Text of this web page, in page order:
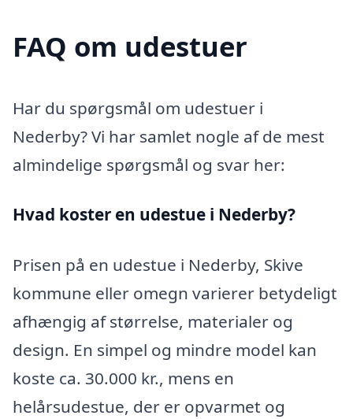
FAQ om udestuer
Har du spørgsmål om udestuer i
Nederby? Vi har samlet nogle af de mest
almindelige spørgsmål og svar her:
Hvad koster en udestue i Nederby?
Prisen på en udestue i Nederby, Skive
kommune eller omegn varierer betydeligt
afhængig af størrelse, materialer og
design. En simpel og mindre model kan
koste ca. 30.000 kr., mens en
helårsudestue, der er opvarmet og